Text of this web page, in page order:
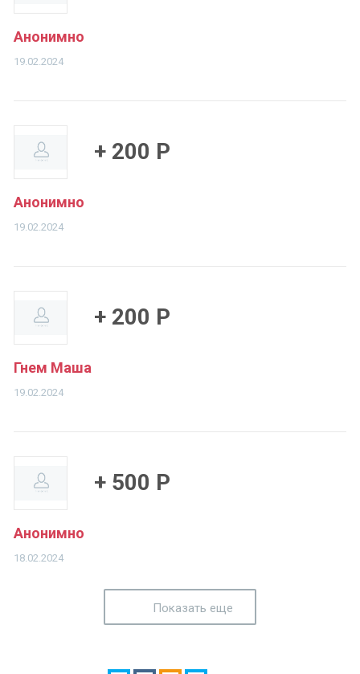
Анонимно
19.02.2024
Анонимно
19.02.2024
+ 200 Р
Гнем Маша
19.02.2024
+ 200 Р
Анонимно
18.02.2024
+ 500 Р
Показать еще